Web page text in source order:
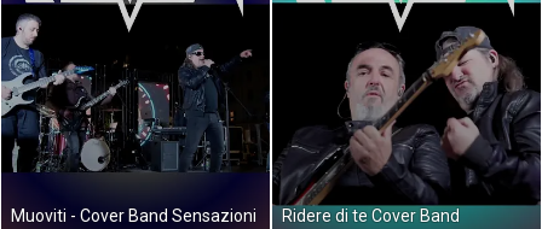
Muoviti - Cover Band Sensazioni
Ridere di te Cover Band